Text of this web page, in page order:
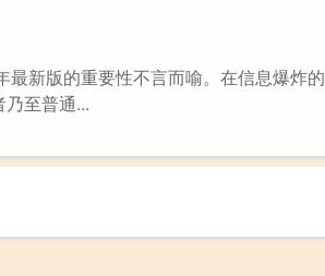
新版的重要性不言而喻。在信息爆炸的
至普通...